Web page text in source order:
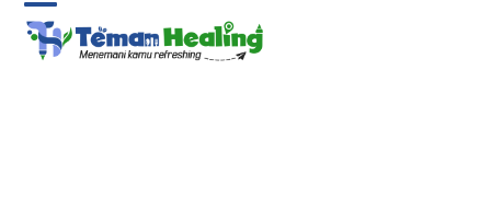
Skip
content
Open
mobile
Close
mobile